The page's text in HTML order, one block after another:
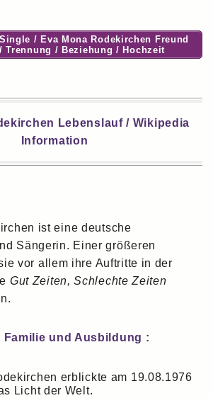
/ Eva Mona Rodekirchen Freund
Trennung / Beziehung / Hochzeit
Lebenslauf / Wikipedia
Information
ist eine deutsche
Sängerin. Einer größeren
vor allem ihre Auftritte in der
Gut Zeiten, Schlechte Zeiten
Familie und Ausbildung :
erblickte am 19.08.1976
Licht der Welt.